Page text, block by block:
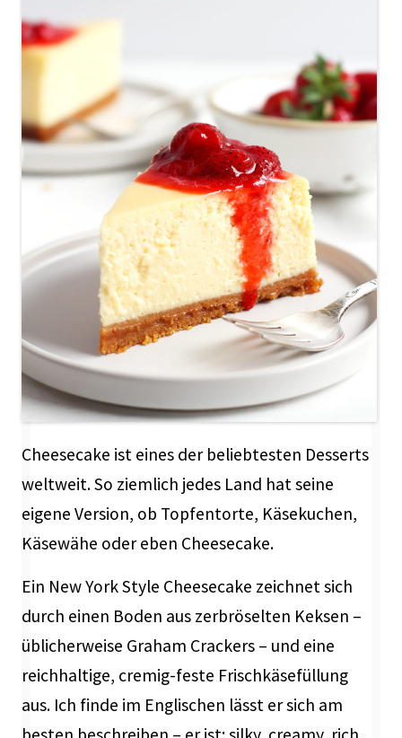
Cheesecake ist eines der beliebtesten Desserts
weltweit. So ziemlich jedes Land hat seine
eigene Version, ob Topfentorte, Käsekuchen,
Käsewähe oder eben Cheesecake.
Ein New York Style Cheesecake zeichnet sich
durch einen Boden aus zerbröselten Keksen –
üblicherweise Graham Crackers – und eine
reichhaltige, cremig-feste Frischkäsefüllung
aus. Ich finde im Englischen lässt er sich am